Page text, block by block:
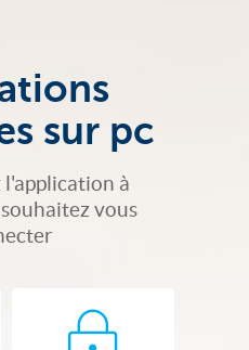
sur pc
à
vous